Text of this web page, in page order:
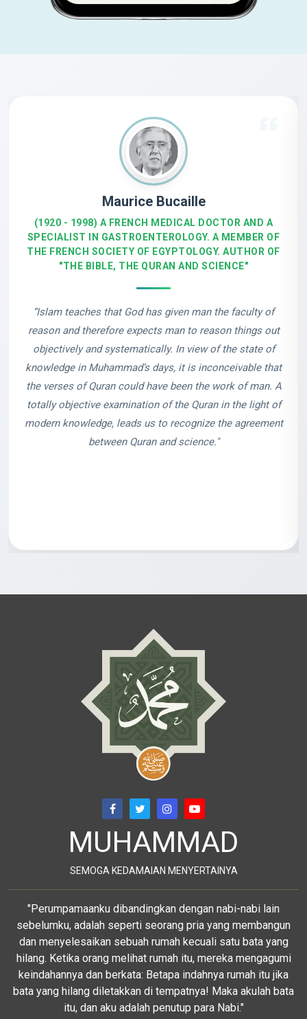
Maurice Bucaille
(1920 - 1998) A FRENCH MEDICAL DOCTOR AND A
SPECIALIST IN GASTROENTEROLOGY. A MEMBER OF
THE FRENCH SOCIETY OF EGYPTOLOGY. AUTHOR OF
"THE BIBLE, THE QURAN AND SCIENCE"
“Islam teaches that God has given man the faculty of
reason and therefore expects man to reason things out
objectively and systematically. In view of the state of
knowledge in Muhammad’s days, it is inconceivable that
the verses of Quran could have been the work of man. A
totally objective examination of the Quran in the light of
modern knowledge, leads us to recognize the agreement
between Quran and science."
MUHAMMAD
SEMOGA KEDAMAIAN MENYERTAINYA
"Perumpamaanku dibandingkan dengan nabi-nabi lain
sebelumku, adalah seperti seorang pria yang membangun
dan menyelesaikan sebuah rumah kecuali satu bata yang
hilang. Ketika orang melihat rumah itu, mereka mengagumi
keindahannya dan berkata: Betapa indahnya rumah itu jika
bata yang hilang diletakkan di tempatnya! Maka akulah bata
itu, dan aku adalah penutup para Nabi."